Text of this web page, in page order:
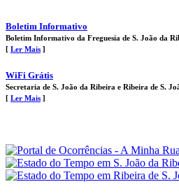
Boletim Informativo
Boletim Informativo da Freguesia de S. João da
[ Ler Mais ]
WiFi Grátis
Secretaria de S. João da Ribeira e Ribeira de S.
[ Ler Mais ]